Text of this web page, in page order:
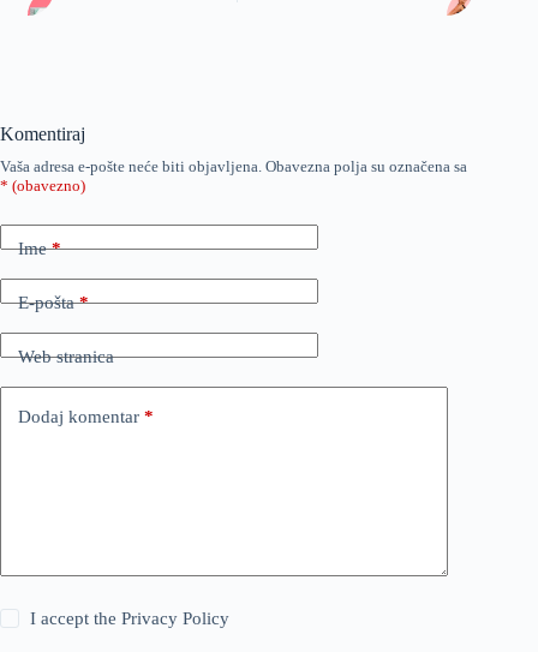
Komentiraj
Vaša adresa e-pošte neće biti objavljena. Obavezna polja su označena sa
* (obavezno)
Ime*
E-pošta*
Web stranica
Dodaj komentar *
I accept thePrivacy Policy